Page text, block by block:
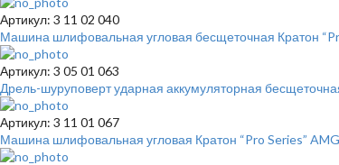
Артикул: 3 11 02 040
Машина шлифовальная угловая бесщеточная Кратон
Артикул: 3 05 01 063
Дрель-шуруповерт ударная аккумуляторная
Артикул: 3 11 01 067
Машина шлифовальная угловая Кратон “Pro Series”